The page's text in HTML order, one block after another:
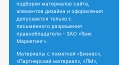
подборки материалов сайта,
элементов дизайна и оформления
допускается только с
письменного разрешения
правообладателя - ЗАО «Твик
Маркетинг».
Материалы с пометкой «Бизнес»,
«Партнерский материал», «ПМ»,